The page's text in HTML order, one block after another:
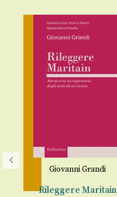
Giovanni Grandi
Rileggere Maritain